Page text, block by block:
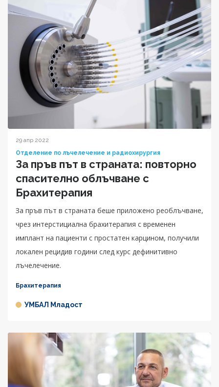
29 апр 2022
Отделение по лъчелечение и радиохирургия
За пръв път в страната: повторно
спасително облъчване с
Брахитерапия
За пръв път в страната беше приложено реоблъчване,
чрез интерстициална брахитерапия с временен
имплант на пациенти с простатен карцином, получили
локален рецидив години след курс дефинитивно
лъчелечение.
Брахитерапия
УМБАЛ Младост